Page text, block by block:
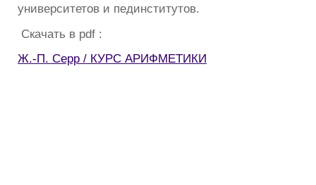
университетов и пединститутов.
Скачать в pdf :
Ж.-П. Серр / КУРС АРИФМЕТИКИ